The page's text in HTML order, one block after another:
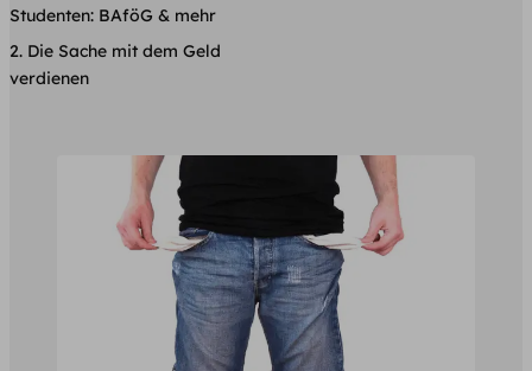
Studenten: BAföG & mehr
Die Sache mit dem Geld
verdienen